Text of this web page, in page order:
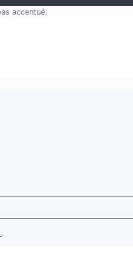
accentué.
.